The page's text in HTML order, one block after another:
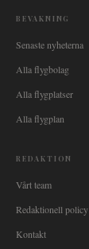
BEVAKNING
Senaste nyheterna
Alla flygbolag
Alla flygplatser
Alla flygplan
REDAKTION
Vårt team
Redaktionell policy
Kontakt